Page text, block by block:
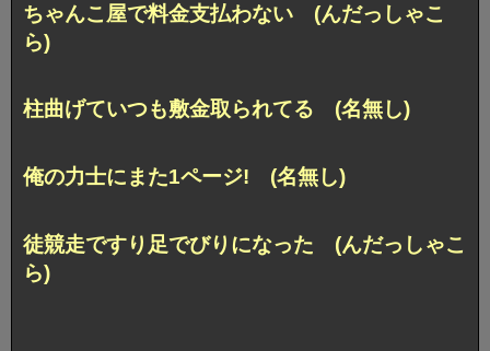
ちゃんこ屋で料金支払わない (んだっしゃこ
ら)
柱曲げていつも敷金取られてる (名無し)
俺の力士にまた1ページ! (名無し)
徒競走ですり足でびりになった (んだっしゃこ
ら)